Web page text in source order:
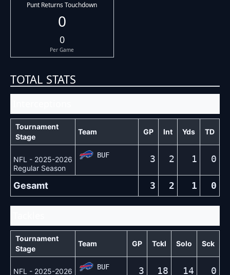
Punt Returns Touchdown
0
0
Per Game
TOTAL STATS
Tournament
Stage
Team GP Int Yds TD
NFL - 2025-2026
Regular Season
BUF 3 2 1 0
Gesamt 3 2 1 0
Tournament
Stage
Team GP Tckl Solo Sck
NFL - 2025-2026
BUF 3 18 14 0